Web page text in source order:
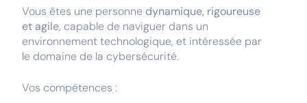
Vous êtes une personne dynamique, rigoureuse
et agile, capable de naviguer dans un
environnement technologique, et intéressée par
le domaine de la cybersécurité.
Vos compétences :